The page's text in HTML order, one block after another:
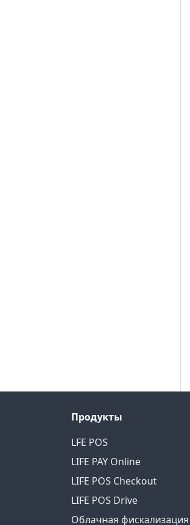
Продукты
LFE POS
LIFE PAY Online
LIFE POS Checkout
LIFE POS Drive
Облачная фискализация